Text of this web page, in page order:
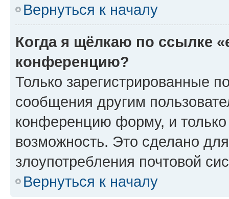
Вернуться к началу
Когда я щёлкаю по ссылке
конференцию?
Только зарегистрированные
сообщения другим
конференцию форму, и
возможность. Это сделано
злоупотребления почтовой
Вернуться к началу